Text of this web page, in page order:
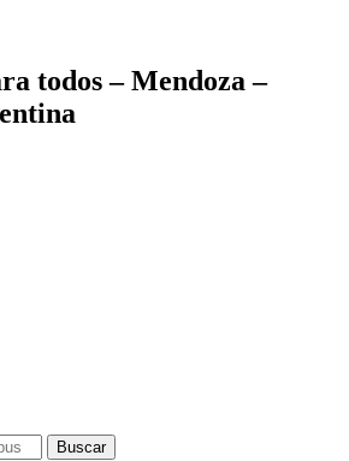
todos – Mendoza –
Buscar